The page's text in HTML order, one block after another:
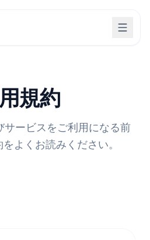
規約
ービスをご利用になる前
よくお読みください。